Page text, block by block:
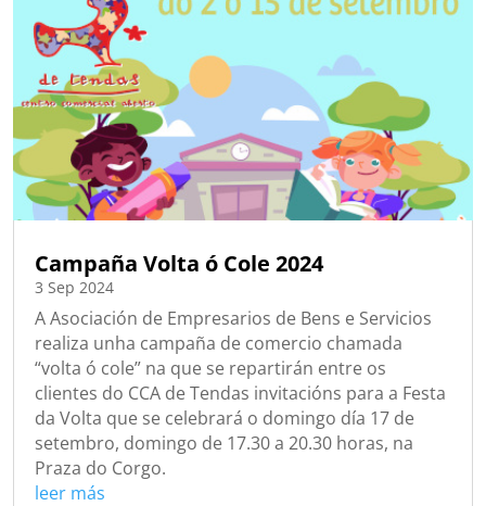
Campaña Volta ó Cole 2024
3 Sep 2024
A Asociación de Empresarios de Bens e Servicios
realiza unha campaña de comercio chamada
“volta ó cole” na que se repartirán entre os
clientes do CCA de Tendas invitacións para a Festa
da Volta que se celebrará o domingo día 17 de
setembro, domingo de 17.30 a 20.30 horas, na
Praza do Corgo.
leer más